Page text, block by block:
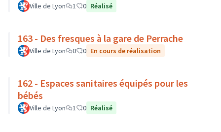
Ville de Lyon 1 0 Réalisé
163 - Des fresques à la gare de Perrache
Ville de Lyon 0 0 En cours de réalisation
162 - Espaces sanitaires équipés pour les
bébés
Ville de Lyon 1 0 Réalisé